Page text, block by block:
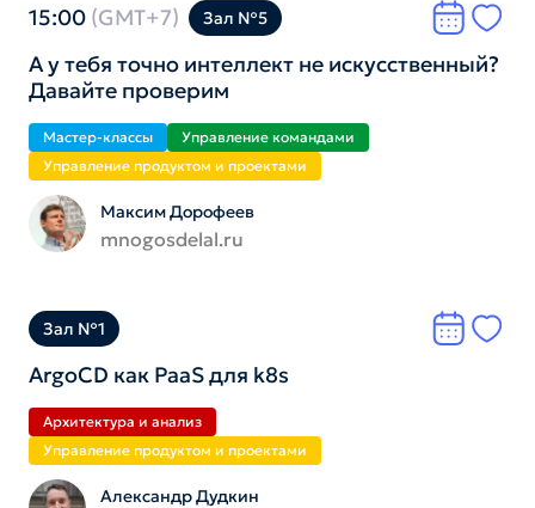
15:00 (GMT+7) Зал №5
А у тебя точно интеллект не искусственный?
Давайте проверим
Мастер-классы
Управление командами
Управление продуктом и проектами
Максим Дорофеев
mnogosdelal.ru
Зал №1
ArgoCD как PaaS для k8s
Архитектура и анализ
Управление продуктом и проектами
Александр Дудкин